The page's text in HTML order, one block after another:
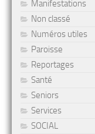
Manifestations
Non classé
Numéros utiles
Paroisse
Reportages
Santé
Seniors
Services
SOCIAL